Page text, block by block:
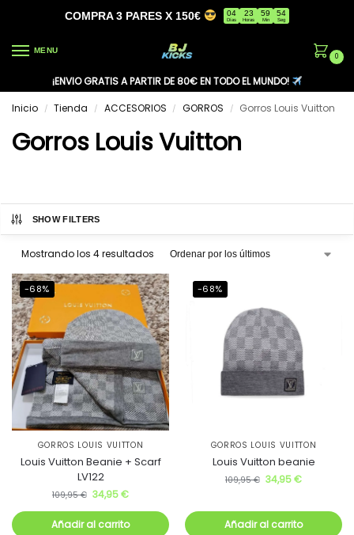
COMPRA 3 PARES X 150€ 04
Días
23
Horas
59
Min
53
Seg
MENU
0
¡ENVIO GRATIS A PARTIR DE 80€ EN TODO EL MUNDO!
Inicio
/ Tienda / ACCESORIOS / GORROS / Gorros Louis Vuitton
Gorros Louis Vuitton
SHOW FILTERS
Mostrando los 4 resultados
-68%
GORROS LOUIS VUITTON
Louis Vuitton Beanie + Scarf
LV122
109,95€ 34,95€
Añadir al carrito
-68%
GORROS LOUIS VUITTON
Louis Vuitton beanie
109,95€ 34,95€
Añadir al carrito